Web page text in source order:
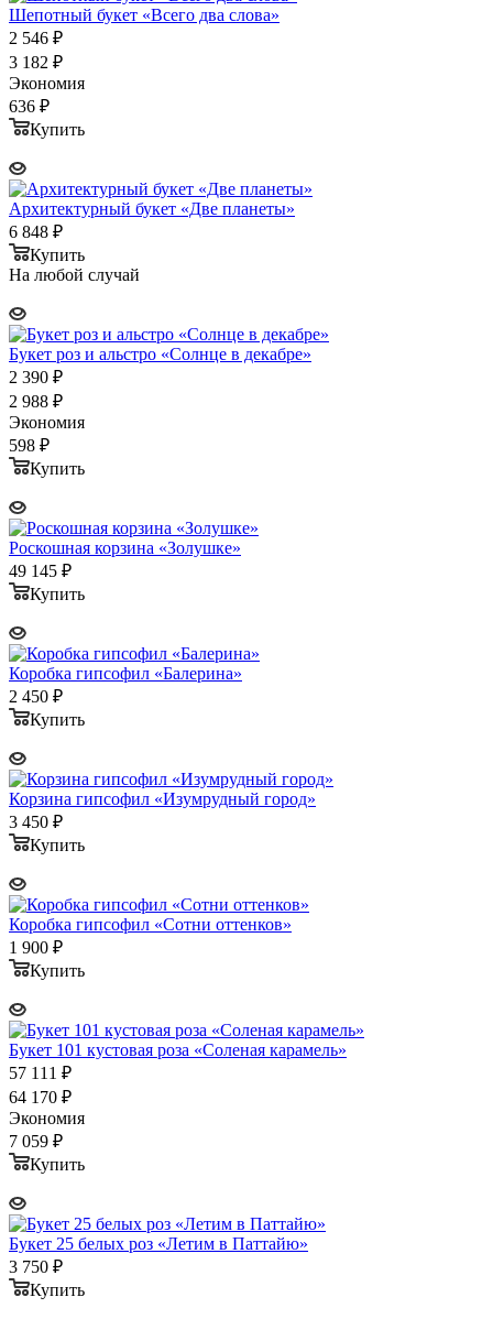
Шепотный букет «Всего два слова»
2 546 ₽
3 182 ₽
Экономия
636 ₽
Купить
Архитектурный букет «Две планеты»
6 848 ₽
Купить
На любой случай
Букет роз и альстро «Солнце в декабре»
2 390 ₽
2 988 ₽
Экономия
598 ₽
Купить
Роскошная корзина «Золушке»
49 145 ₽
Купить
Коробка гипсофил «Балерина»
2 450 ₽
Купить
Корзина гипсофил «Изумрудный город»
3 450 ₽
Купить
Коробка гипсофил «Сотни оттенков»
1 900 ₽
Купить
Букет 101 кустовая роза «Соленая карамель»
57 111 ₽
64 170 ₽
Экономия
7 059 ₽
Купить
Букет 25 белых роз «Летим в Паттайю»
3 750 ₽
Купить